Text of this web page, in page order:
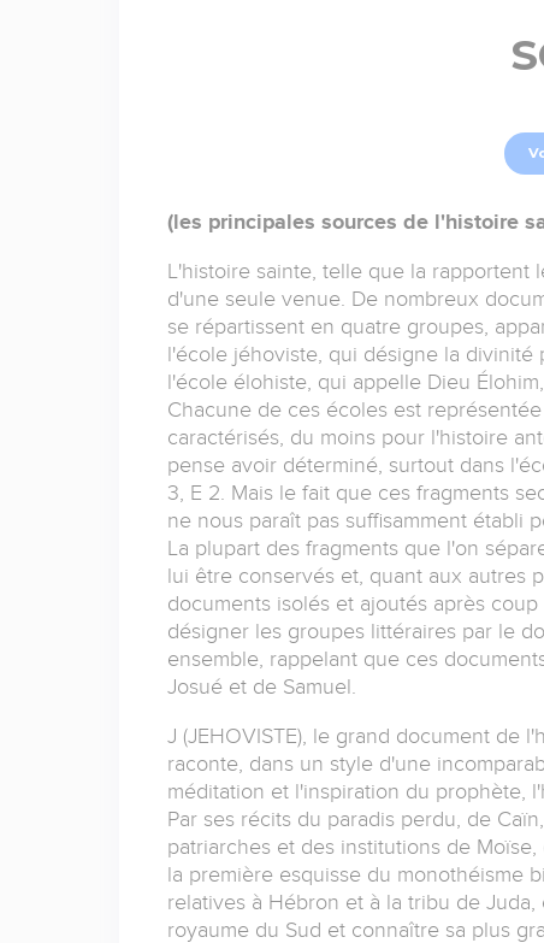
(les principales sources de l'histoire
L'histoire sainte, telle que la rapportent
d'une seule venue. De nombreux
se répartissent en quatre groupes,
l'école jéhoviste, qui désigne la divinité
l'école élohiste, qui appelle Dieu
Chacune de ces écoles est
caractérisés, du moins pour l'histoire
pense avoir déterminé, surtout dans
3, E 2. Mais le fait que ces fragments
ne nous paraît pas suffisamment établi
La plupart des fragments que l'on
lui être conservés et, quant aux autres
documents isolés et ajoutés après
désigner les groupes littéraires par le
ensemble, rappelant que ces
Josué et de Samuel.
J (JEHOVISTE), le grand document de
raconte, dans un style d'une
méditation et l'inspiration du prophète,
Par ses récits du paradis perdu, de
patriarches et des institutions de
la première esquisse du monothéisme
relatives à Hébron et à la tribu de
royaume du Sud et connaître sa plus